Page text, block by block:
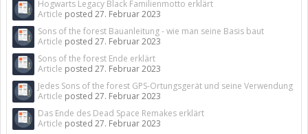
Hogwarts Legacy Black Familienmotto erklärt
Article posted 27. Februar 2023
Sons of the forest Bauanleitung - wie man seine Basis baut
Article posted 27. Februar 2023
Sons of the forest Ende erklärt
Article posted 27. Februar 2023
Jedes Sons of the forest GPS-Ortungsgerät und seine Verwendung
Article posted 27. Februar 2023
Das Ende des Dead Space Remakes erklärt
Article posted 27. Februar 2023